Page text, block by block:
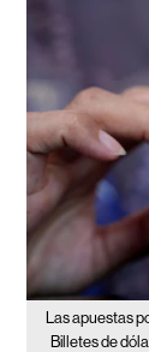
Las apuestas
Billetes de